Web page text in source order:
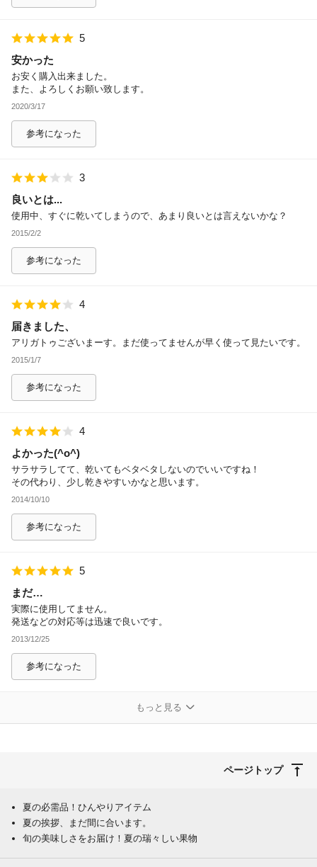
5
安かった
お安く購入出来ました。
また、よろしくお願い致します。
2020/3/17
参考になった
3
良いとは...
使用中、すぐに乾いてしまうので、あまり良いとは言えないかな？
2015/2/2
参考になった
4
届きました、
アリガトゥございまーす。まだ使ってませんが早く使って見たいです。
2015/1/7
参考になった
4
よかった(^o^)
サラサラしてて、乾いてもベタベタしないのでいいですね！
その代わり、少し乾きやすいかなと思います。
2014/10/10
参考になった
5
まだ…
実際に使用してません。
発送などの対応等は迅速で良いです。
2013/12/25
参考になった
もっと見る
ページトップ
夏の必需品！ひんやりアイテム
夏の挨拶、まだ間に合います。
旬の美味しさをお届け！夏の瑞々しい果物